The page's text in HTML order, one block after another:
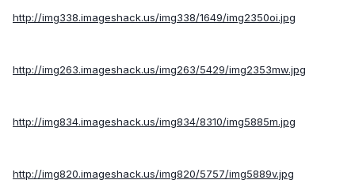
http://img338.imageshack.us/img338/1649/img2350oi.jpg
http://img263.imageshack.us/img263/5429/img2353mw.jpg
http://img834.imageshack.us/img834/8310/img5885m.jpg
http://img820.imageshack.us/img820/5757/img5889v.jpg